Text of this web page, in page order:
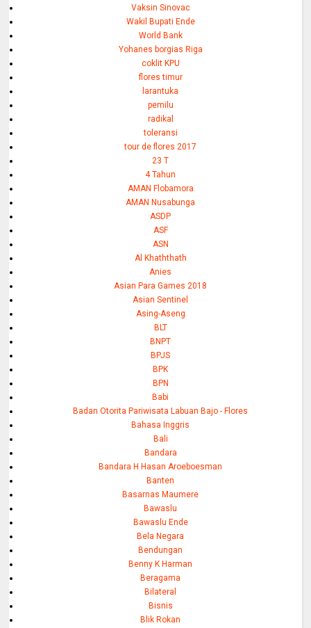
Vaksin Sinovac
Wakil Bupati Ende
World Bank
Yohanes borgias Riga
coklit KPU
flores timur
larantuka
pemilu
radikal
toleransi
tour de flores 2017
23 T
4 Tahun
AMAN Flobamora
AMAN Nusabunga
ASDP
ASF
ASN
Al Khaththath
Anies
Asian Para Games 2018
Asian Sentinel
Asing-Aseng
BLT
BNPT
BPJS
BPK
BPN
Babi
Badan Otorita Pariwisata Labuan Bajo - Flores
Bahasa Inggris
Bali
Bandara
Bandara H Hasan Aroeboesman
Banten
Basarnas Maumere
Bawaslu
Bawaslu Ende
Bela Negara
Bendungan
Benny K Harman
Beragama
Bilateral
Bisnis
Blik Rokan